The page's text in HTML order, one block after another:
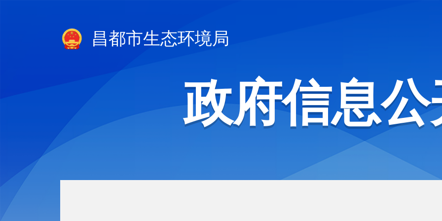
昌都市生态环境局
政府信息公